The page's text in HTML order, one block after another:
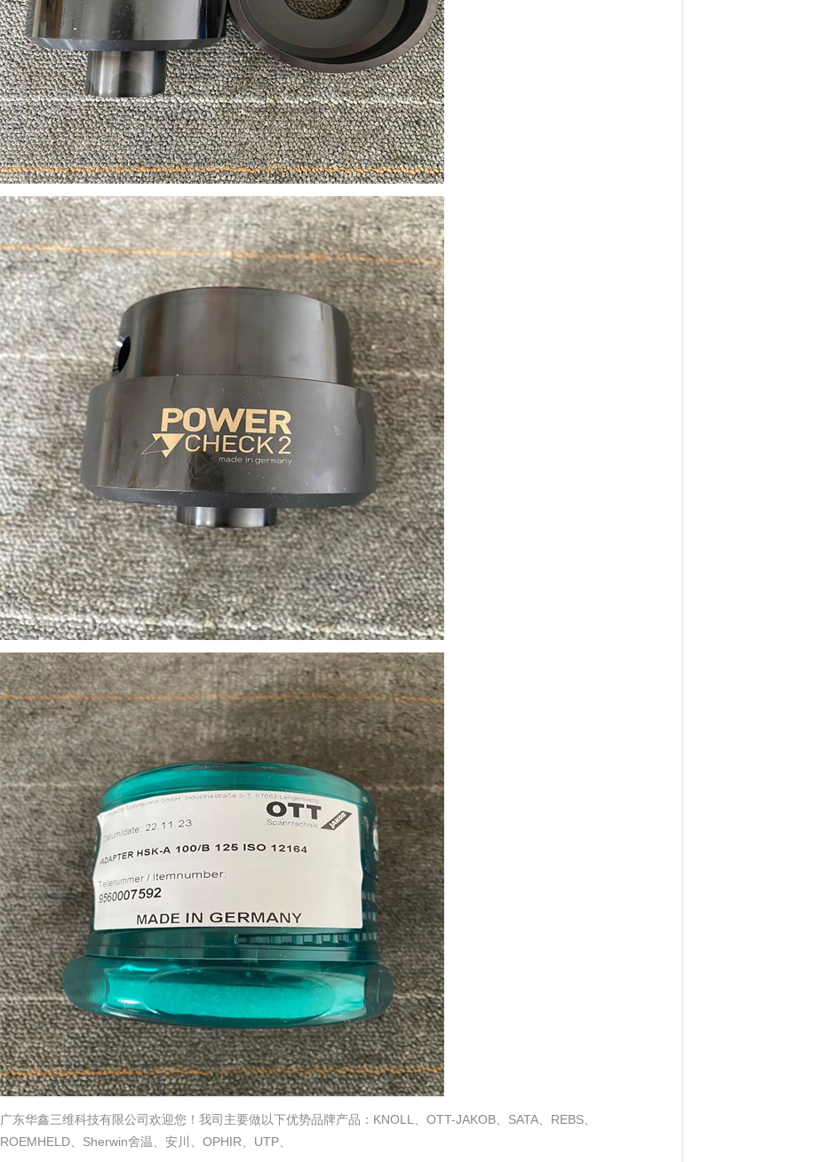
广东华鑫三维科技有限公司欢迎您！我司主要做以下优势品牌产品：KNOLL、OTT-JAKOB、SATA、REBS、
ROEMHELD、Sherwin舍温、安川、OPHIR、UTP、